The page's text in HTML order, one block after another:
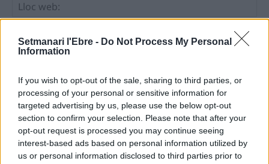
Setmanari l'Ebre - Do Not Process My Personal
Information
If you wish to opt-out of the sale, sharing to third parties, or
processing of your personal or sensitive information for
targeted advertising by us, please use the below opt-out
section to confirm your selection. Please note that after your
opt-out request is processed you may continue seeing
interest-based ads based on personal information utilized by
us or personal information disclosed to third parties prior to
Deseu el meu nom, el correu electrònic i el lloc web en
aquest navegador per a la propera vegada que comenti.
ÚLTIMES NOTÍCIES